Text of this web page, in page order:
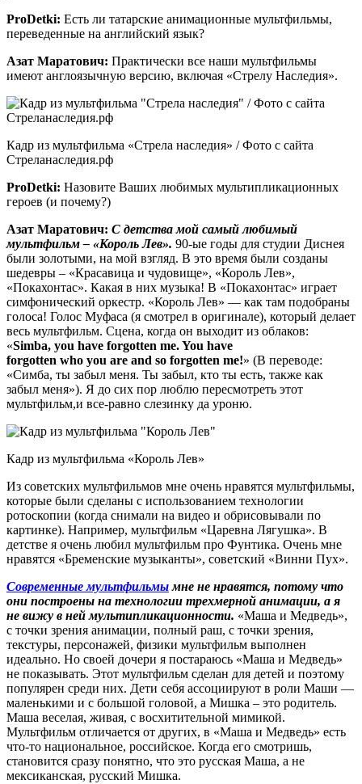
ProDetki: Есть ли татарские анимационные мультфильмы,
переведенные на английский язык?
Азат Маратович: Практически все наши мультфильмы
имеют англоязычную версию, включая «Стрелу Наследия».
Кадр из мультфильма «Стрела наследия» / Фото с сайта
Стреланаследия.рф
ProDetki: Назовите Ваших любимых мультипликационных
героев (и почему?)
Азат Маратович: С детства мой самый любимый
мультфильм – «Король Лев». 90-ые годы для студии Диснея
были золотыми, на мой взгляд. В это время были созданы
шедевры – «Красавица и чудовище», «Король Лев»,
«Покахонтас». Какая в них музыка! В «Покахонтас» играет
симфонический оркестр. «Король Лев» — как там подобраны
голоса! Голос Муфаса (я смотрел в оригинале), который делает
весь мультфильм. Сцена, когда он выходит из облаков:
«Simba, you have forgotten me. You have
forgotten who you are and so forgotten me!» (В переводе:
«Симба, ты забыл меня. Ты забыл, кто ты есть, также как
забыл меня»). Я до сих пор люблю пересмотреть этот
мультфильм,и все-равно слезинку да уроню.
Кадр из мультфильма «Король Лев»
Из советских мультфильмов мне очень нравятся мультфильмы,
которые были сделаны с использованием технологии
ротоскопии (когда снимали на видео и обрисовывали по
картинке). Например, мультфильм «Царевна Лягушка». В
детстве я очень любил мультфильм про Фунтика. Очень мне
нравятся «Бременские музыканты», советский «Винни Пух».
Современные мультфильмымне не нравятся, потому что
они построены на технологии трехмерной анимации, а я
не вижу в ней мультипликационности. «Маша и Медведь»,
с точки зрения анимации, полный раш, с точки зрения,
текстуры, персонажей, физики мультфильм выполнен
идеально. Но своей дочери я постараюсь «Маша и Медведь»
не показывать. Этот мультфильм сделан для детей и поэтому
популярен среди них. Дети себя ассоциируют в роли Маши —
маленькими и с большой головой, а Мишка – это родитель.
Маша веселая, живая, с восхитительной мимикой.
Мультфильм отличается от других, в «Маша и Медведь» есть
что-то национальное, российское. Когда его смотришь,
становится сразу понятно, что это русская Маша, а не
мексиканская, русский Мишка.